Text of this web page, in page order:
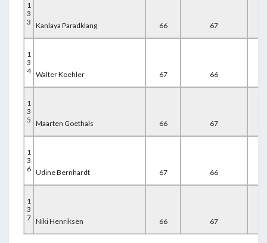
1
3
3
Kanlaya Paradklang 66 67
1
3
4 Walter Koehler 67 66
1
3
5
Maarten Goethals 66 67
1
3
6 Udine Bernhardt 67 66
1
3
7 Niki Henriksen 66 67